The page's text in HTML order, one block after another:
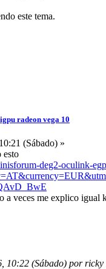
este tema.
radeon vega 10
(Sábado) »
esto
deg2-oculink-
a veces me explico igual
10:22 (Sábado) por ricky